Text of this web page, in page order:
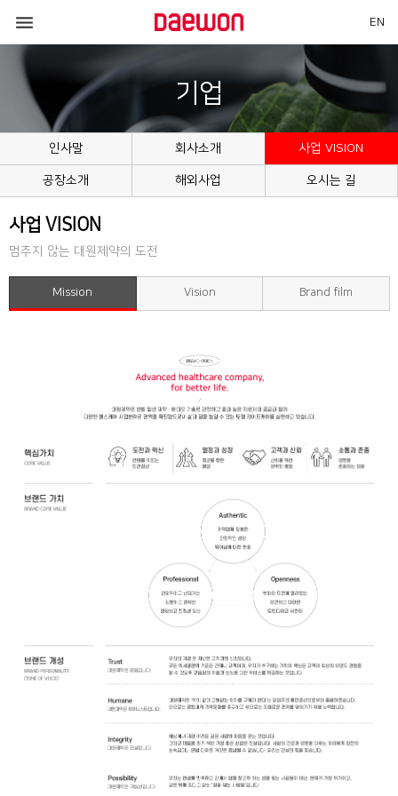
 EN
기업
인사말 회사소개 사업 VISION
공장소개 해외사업 오시는 길
사업 VISION
멈추지 않는 대원제약의 도전
Mission Vision Brand film